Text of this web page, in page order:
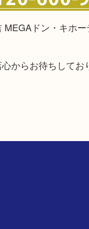
MEGAドン・キホ
からお待ちしてお